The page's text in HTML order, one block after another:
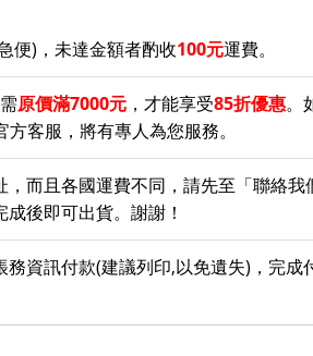
便)，未達金額者酌收100元運費。
原價滿7000元 ，才能享受85折優惠。
客服，將有專人為您服務。
而且各國運費不同，請先至「聯絡我
後即可出貨。謝謝！
務資訊付款(建議列印,以免遺失)，完成